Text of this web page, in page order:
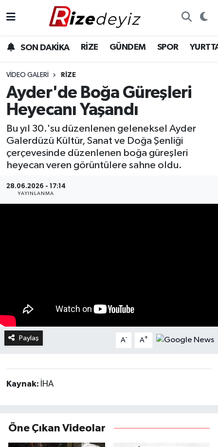
SON DAKİKA RİZE GÜNDEM SPOR
VIDEO GALERI RIZE
Ayder'de Boğa Güreşleri
Heyecanı Yaşandı
Bu yıl 30.'su düzenlenen geleneksel Ayder
Galerdüzü Kültür, Sanat ve Doğa Şenliği
çerçevesinde düzenlenen boğa güreşleri
heyecan veren görüntülere sahne oldu.
28.06.2026 - 17:14
YAYINLANMA
Paylaş A- A+
Kaynak: İHA
Öne Çıkan Videolar
Gündem
Yurttan Haberler
Ekonomi
Teknoloji
Rize Hava Durumu
Rize Trafik Yoğunluk Haritası
Süper Lig Puan Durumu ve Fikstür
Tüm Manşetler
Son Dakika Haberleri
Haber Arşivi